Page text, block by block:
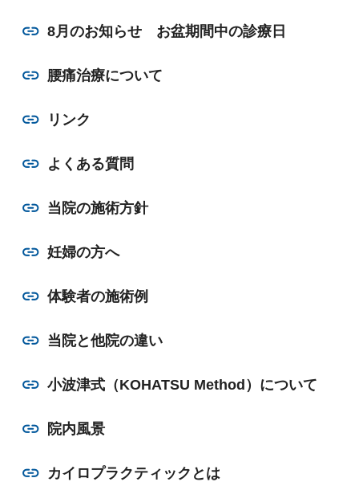
8月のお知らせ お盆期間中の診療日
腰痛治療について
リンク
よくある質問
当院の施術方針
妊婦の方へ
体験者の施術例
当院と他院の違い
小波津式（KOHATSU Method）について
院内風景
カイロプラクティックとは